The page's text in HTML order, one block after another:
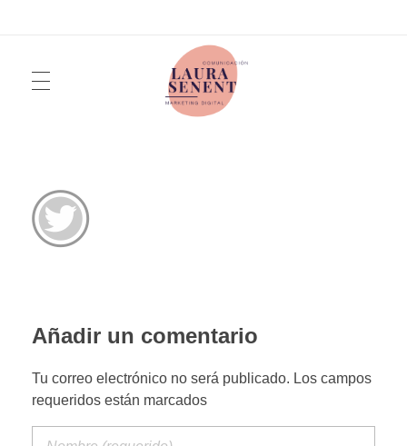
SERVICIOS
FOTOGRAFÍA
Añadir un comentario
Tu correo electrónico no será publicado. Los campos
requeridos están marcados